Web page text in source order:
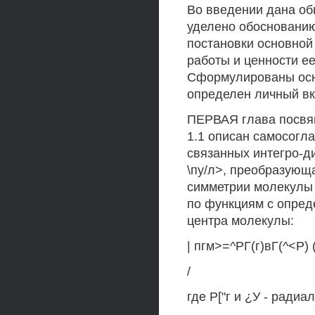
Во введении дана
уделено
постановки
работы и ценности
Сформулированы
определен личный
ПЕРВАЯ глава
1.1 описан
связанных
\пу/л>,
симметрии
по функциям с
центра молекулы:
| пгм>=^РГ(г)вГ(^<Р)
/
где Р["г и ¿У -